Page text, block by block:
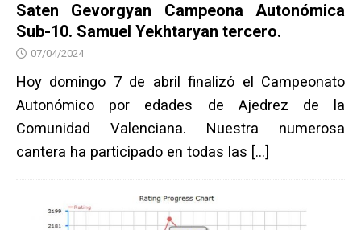
Saten Gevorgyan Campeona Autonómica
Sub-10. Samuel Yekhtaryan tercero.
07/04/2024
Hoy domingo 7 de abril finalizó el Campeonato
Autonómico por edades de Ajedrez de la
Comunidad Valenciana. Nuestra numerosa
cantera ha participado en todas las […]